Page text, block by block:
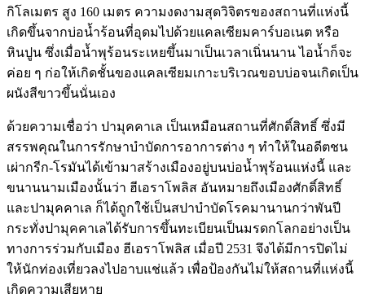
กิโลเมตร สูง 160 เมตร ความงดงามสุดวิจิตรของสถานที่แห่งนี้
เกิดขึ้นจากบ่อน้ำร้อนที่อุดมไปด้วยแคลเซียมคาร์บอเนต หรือ
หินปูน ซึ่งเมื่อน้ำพุร้อนระเหยขึ้นมาเป็นเวลาเนิ่นนาน ไอน้ำก็จะ
ค่อย ๆ ก่อให้เกิดชั้นของแคลเซียมเกาะบริเวณขอบบ่อจนเกิดเป็น
ผนังสีขาวขึ้นนั่นเอง
ด้วยความเชื่อว่า ปามุคคาเล เป็นเหมือนสถานที่ศักดิ์สิทธิ์ ซึ่งมี
สรรพคุณในการรักษาบำบัดการอาการต่าง ๆ ทำให้ในอดีตชน
เผ่ากรีก-โรมันได้เข้ามาสร้างเมืองอยู่บนบ่อน้ำพุร้อนแห่งนี้ และ
ขนานนามเมืองนั้นว่า ฮีเอราโพลิส อันหมายถึงเมืองศักดิ์สิทธิ์
และปามุคคาเล ก็ได้ถูกใช้เป็นสปาบำบัดโรคมานานกว่าพันปี
กระทั่งปามุคคาเลได้รับการขึ้นทะเบียนเป็นมรดกโลกอย่างเป็น
ทางการร่วมกับเมือง ฮีเอราโพลิส เมื่อปี 2531 จึงได้มีการปิดไม่
ให้นักท่องเที่ยวลงไปอาบแช่แล้ว เพื่อป้องกันไม่ให้สถานที่แห่งนี้
เกิดความเสียหาย